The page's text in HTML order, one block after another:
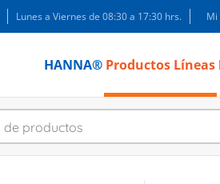
Lunes a Viernes de 08:30 a 17:30 hrs. Mi
HANNA® Productos Líneas